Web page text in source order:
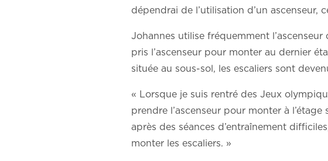
dépendrai de l’utilisation d’un ascenseur,
Johannes utilise fréquemment
pris l’ascenseur pour monter au dernier
située au sous-sol, les escaliers sont
« Lorsque je suis rentré des Jeux
prendre l’ascenseur pour monter à
après des séances d’entraînement
monter les escaliers. »